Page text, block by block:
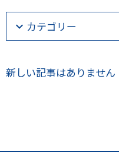
カテゴリー
お知らせ
新しい記事はありません